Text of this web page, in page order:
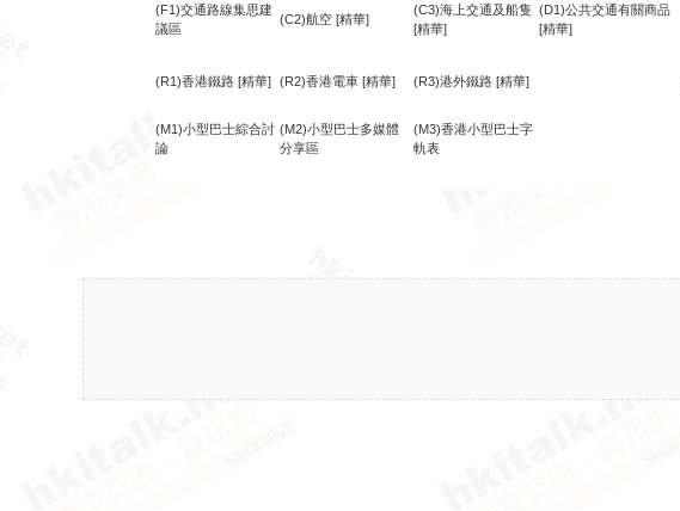
(F1)交通路線集思建
議區
(C2)航空 [精華]
(C3)海上交通及船隻
[精華]
(D1)公共交通有關商品
[精華]
(R1)香港鐵路 [精華] (R2)香港電車 [精華] (R3)港外鐵路 [精華]
(M1)小型巴士綜合討
論
(M2)小型巴士多媒體
分享區
(M3)香港小型巴士字
軌表